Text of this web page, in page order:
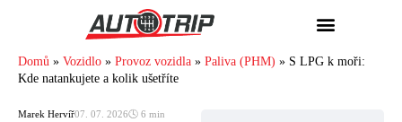
Domů » Vozidlo » Provoz vozidla » Paliva (PHM) » S LPG k moři:
Kde natankujete a kolik ušetříte
Marek Hervíř07. 07. 2026🕓 6 min